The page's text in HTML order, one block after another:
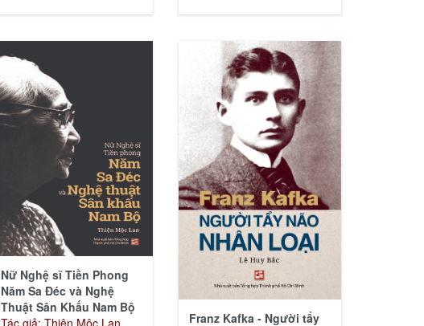
Nữ Nghệ sĩ Tiền Phong
Năm Sa Đéc và Nghệ
Thuật Sân Khấu Nam Bộ
Tác giả: Thiện Mộc Lan
Franz Kafka - Người tẩy